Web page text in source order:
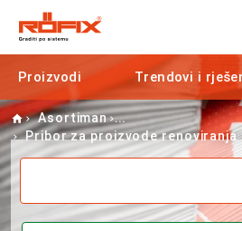
Proizvodi Trendovi i
Home
Asortiman
Pribor za proizvode renoviranja